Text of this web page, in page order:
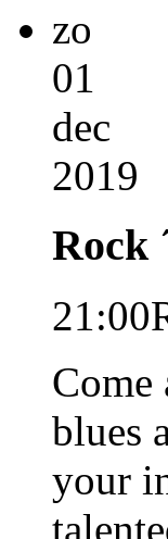
zo
01
dec
2019
Rock
21:00
blues
your